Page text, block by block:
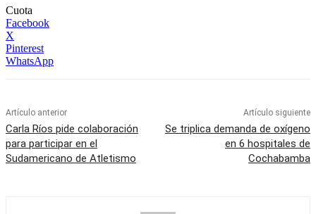
Cuota
Facebook
X
Pinterest
WhatsApp
Artículo anterior
Carla Ríos pide colaboración
para participar en el
Sudamericano de Atletismo
Artículo siguiente
Se triplica demanda de oxígeno
en 6 hospitales de
Cochabamba